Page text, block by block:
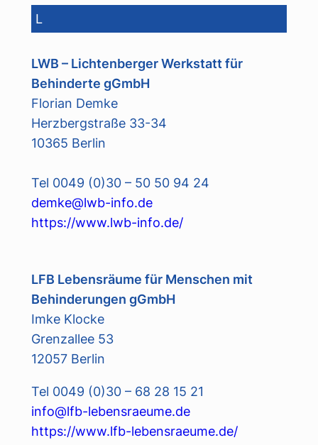
L
LWB – Lichtenberger Werkstatt für
Behinderte gGmbH
Florian Demke
Herzbergstraße 33-34
10365 Berlin
Tel 0049 (0)30 – 50 50 94 24
demke@lwb-info.de
https://www.lwb-info.de/
LFB Lebensräume für Menschen mit
Behinderungen gGmbH
Imke Klocke
Grenzallee 53
12057 Berlin
Tel 0049 (0)30 – 68 28 15 21
info@lfb-lebensraeume.de
https://www.lfb-lebensraeume.de/